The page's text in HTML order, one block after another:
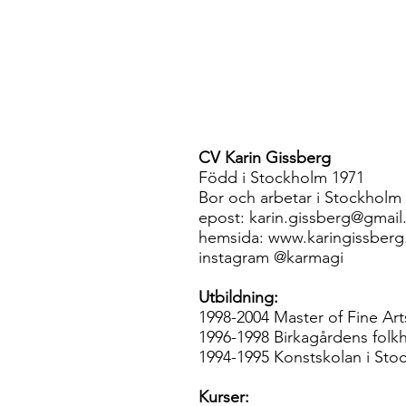
CV Karin Gissberg
Född i Stockholm 1971
Bor och arbetar i Stockholm
epost:
hemsida:
instagram @karmagi
Utbildning:
1998-2004 Master of Fine
1996-1998 Birkagårdens
1994-1995 Konstskolan i
Kurser: